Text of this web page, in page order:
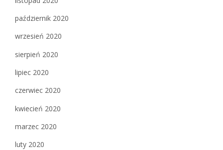
październik 2020
wrzesień 2020
sierpień 2020
lipiec 2020
czerwiec 2020
kwiecień 2020
marzec 2020
luty 2020